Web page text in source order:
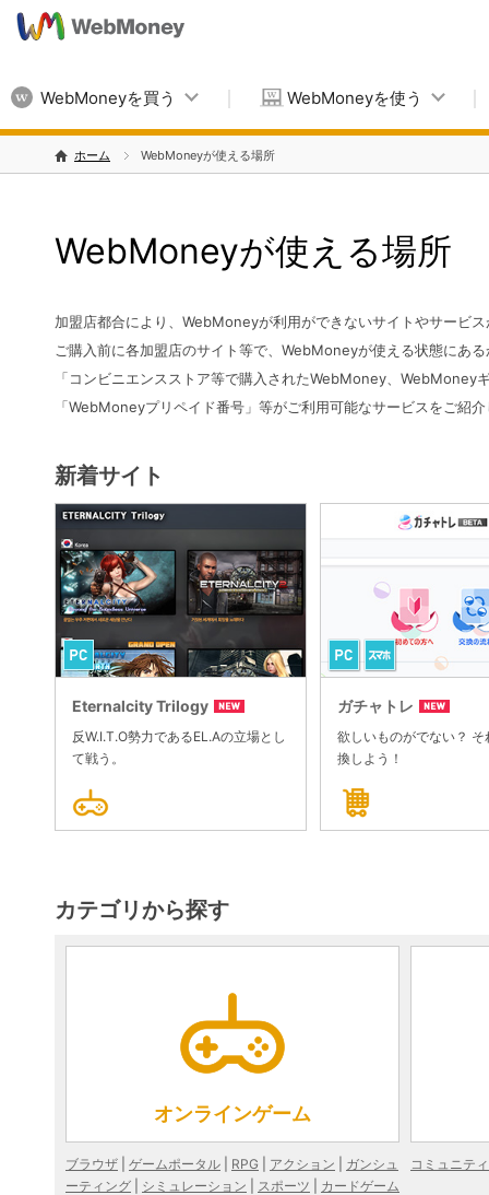
WebMoneyを買う WebMoneyを使う
ホーム WebMoneyが使える場所
WebMoneyが使える場所
加盟店都合により、WebMoneyが利用ができないサイトやサービ
ご購入前に各加盟店のサイト等で、WebMoneyが使える状態にあ
「コンビニエンスストア等で購入されたWebMoney、WebMoney
「WebMoneyプリペイド番号」等がご利用可能なサービスをご紹
新着サイト
Eternalcity Trilogy
反W.I.T.O勢力であるEL.Aの立場とし
て戦う。
ガチャトレ
欲しいものがでない？ そ
換しよう！
カテゴリから探す
オンラインゲーム
ブラウザ ゲームポータル RPG アクション
ガンシュ
ーティング
シミュレーション スポーツ
カードゲーム
コミュニティ